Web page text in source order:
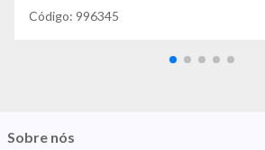
Código: 996345
Sobre nós